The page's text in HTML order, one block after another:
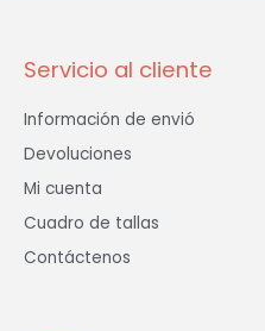
Servicio al cliente
Información de envió
Devoluciones
Mi cuenta
Cuadro de tallas
Contáctenos